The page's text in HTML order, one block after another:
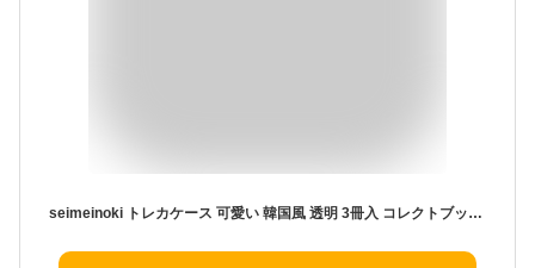
seimeinoki トレカケース 可愛い 韓国風 透明 3冊入 コレクトブック 3インチの写真 25枚収納可能 ミニアルバム ルーズリーフバインダー キーチェーン付き 持ち運び便利 フォトブック PVC素材 防水 トレカ バインダー 推し活グッズ